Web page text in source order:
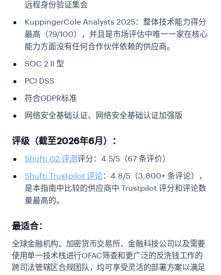
远程身份验证集会
KuppingerCole Analysts 2025：整体技术能力得分
最高（79/100），并且是市场评估中唯一一家在核心
能力方面没有任何合作伙伴依赖的供应商。
SOC 2 II 型
PCI DSS
符合GDPR标准
网络安全基础认证、网络安全基础认证加强版
评级（截至2026年6月）：
Shufti G2 评测评分：4.5/5（67 条评价）
Shufti Trustpilot 评论：4.8/5（3,800+ 条评论），
是本指南中比较的供应商中 Trustpilot 评分和评论数
量最高的。
最适合：
全球金融机构、加密货币交易所、金融科技公司以及需要
使用单一技术栈进行OFAC筛查和更广泛的反洗钱工作的
跨司法管辖区合规团队，均可享受灵活的部署方案以满足